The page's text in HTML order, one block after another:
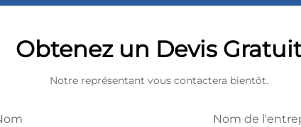
Obtenez un Devis
Notre représentant vous contactera bientôt.
Nom de